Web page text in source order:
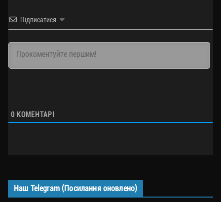
Підписатися
0 КОМЕНТАРІ
Наш Telegram (Посилання оновлено)